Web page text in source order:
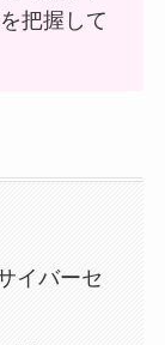
把握して
イバーセ